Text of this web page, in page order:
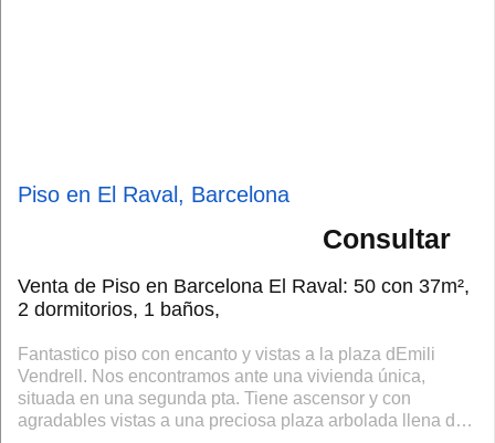
Piso en El Raval, Barcelona
Consultar
Venta de Piso en Barcelona El Raval: 50 con 37m²,
2 dormitorios, 1 baños,
Fantastico piso con encanto y vistas a la plaza dEmili
Vendrell. Nos encontramos ante una vivienda única,
situada en una segunda pta. Tiene ascensor y con
agradables vistas a una preciosa plaza arbolada llena de